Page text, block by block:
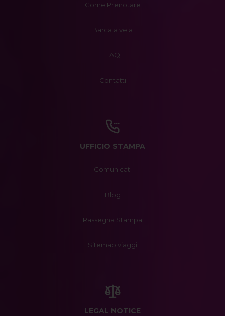
Come Prenotare
Barca a vela
FAQ
Contatti
UFFICIO STAMPA
Comunicati
Blog
Rassegna Stampa
Sitemap viaggi
LEGAL NOTICE